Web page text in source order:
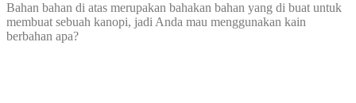
Bahan bahan di atas merupakan bahakan bahan yang di buat untuk
membuat sebuah kanopi, jadi Anda mau menggunakan kain
berbahan apa?